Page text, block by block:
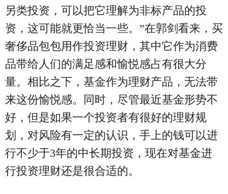
另类投资，可以把它理解为非标产品的投
资，这可能就更恰当一些。”在郭剑看来，买
奢侈品包包用作投资理财，其中它作为消费
品带给人们的满足感和愉悦感占有很大分
量。相比之下，基金作为理财产品，无法带
来这份愉悦感。同时，尽管最近基金形势不
好，但是如果一个投资者有很好的理财规
划，对风险有一定的认识，手上的钱可以进
行不少于3年的中长期投资，现在对基金进
行投资理财还是很合适的。